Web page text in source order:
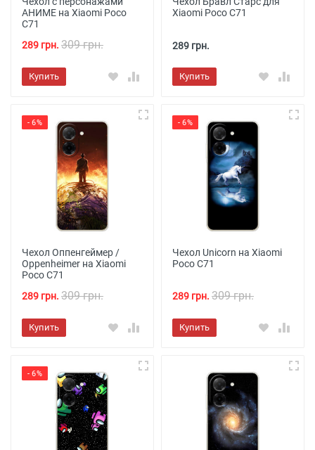
АНИМЕ на Xiaomi Poco
C71
289 грн. 309 грн.
Купить
Xiaomi Poco C71
289 грн.
Купить
- 6%
Чехол Оппенгеймер /
Oppenheimer на Xiaomi
Poco C71
289 грн. 309 грн.
Купить
- 6%
Чехол Unicorn на Xiaomi
Poco C71
289 грн. 309 грн.
Купить
- 6%